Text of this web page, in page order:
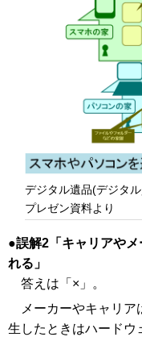
デジタル遺品(デジタ
プレゼン資料より
誤解2「キャリアや
れる」
答えは「×」。
メーカーやキャリ
生したときはハードウ